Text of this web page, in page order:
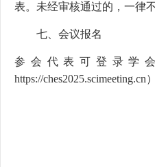
表。未经审核通过的，一律
七、会议报名
参会代表可登录学
https://